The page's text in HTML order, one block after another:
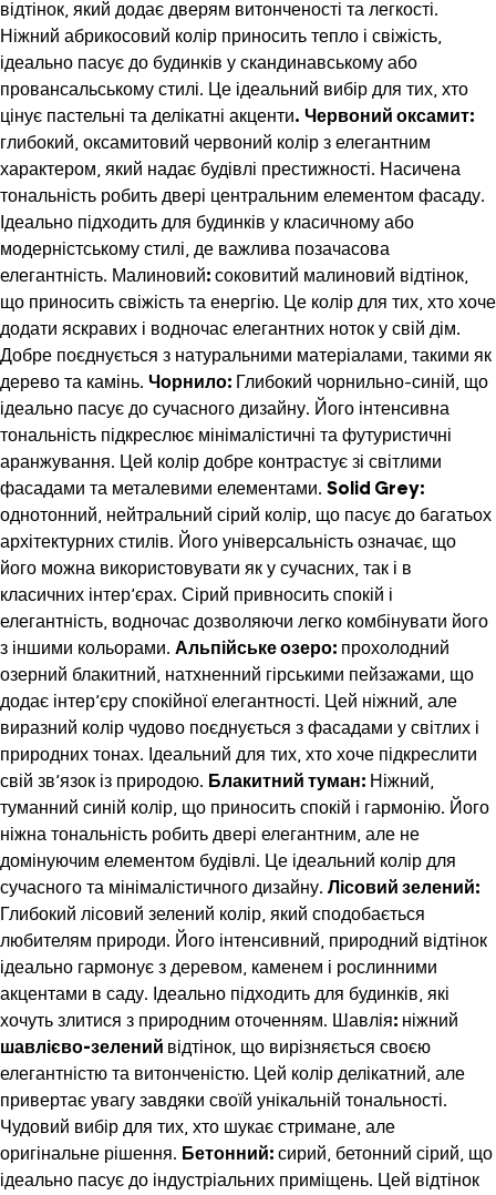
відтінок, який додає дверям витонченості та легкості.
Ніжний абрикосовий колір приносить тепло і свіжість,
ідеально пасує до будинків у скандинавському або
провансальському стилі. Це ідеальний вибір для тих, хто
цінує пастельні та делікатні акценти. Червоний оксамит:
глибокий, оксамитовий червоний колір з елегантним
характером, який надає будівлі престижності. Насичена
тональність робить двері центральним елементом фасаду.
Ідеально підходить для будинків у класичному або
модерністському стилі, де важлива позачасова
елегантність. Малиновий: соковитий малиновий відтінок,
що приносить свіжість та енергію. Це колір для тих, хто хоче
додати яскравих і водночас елегантних ноток у свій дім.
Добре поєднується з натуральними матеріалами, такими як
дерево та камінь. Чорнило: Глибокий чорнильно-синій, що
ідеально пасує до сучасного дизайну. Його інтенсивна
тональність підкреслює мінімалістичні та футуристичні
аранжування. Цей колір добре контрастує зі світлими
фасадами та металевими елементами. Solid Grey:
однотонний, нейтральний сірий колір, що пасує до багатьох
архітектурних стилів. Його універсальність означає, що
його можна використовувати як у сучасних, так і в
класичних інтер’єрах. Сірий привносить спокій і
елегантність, водночас дозволяючи легко комбінувати його
з іншими кольорами. Альпійське озеро: прохолодний
озерний блакитний, натхненний гірськими пейзажами, що
додає інтер’єру спокійної елегантності. Цей ніжний, але
виразний колір чудово поєднується з фасадами у світлих і
природних тонах. Ідеальний для тих, хто хоче підкреслити
свій зв’язок із природою. Блакитний туман: Ніжний,
туманний синій колір, що приносить спокій і гармонію. Його
ніжна тональність робить двері елегантним, але не
домінуючим елементом будівлі. Це ідеальний колір для
сучасного та мінімалістичного дизайну. Лісовий зелений:
Глибокий лісовий зелений колір, який сподобається
любителям природи. Його інтенсивний, природний відтінок
ідеально гармонує з деревом, каменем і рослинними
акцентами в саду. Ідеально підходить для будинків, які
хочуть злитися з природним оточенням. Шавлія: ніжний
шавлієво-зелений відтінок, що вирізняється своєю
елегантністю та витонченістю. Цей колір делікатний, але
привертає увагу завдяки своїй унікальній тональності.
Чудовий вибір для тих, хто шукає стримане, але
оригінальне рішення. Бетонний: сирий, бетонний сірий, що
ідеально пасує до індустріальних приміщень. Цей відтінок